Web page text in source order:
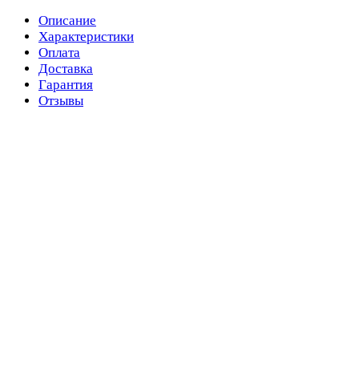
Описание
Характеристики
Оплата
Доставка
Гарантия
Отзывы